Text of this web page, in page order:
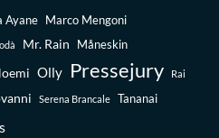
Ayane Marco Mengoni
Mr. Rain Måneskin
Olly Pressejury Rai
Serena Brancale Tananai